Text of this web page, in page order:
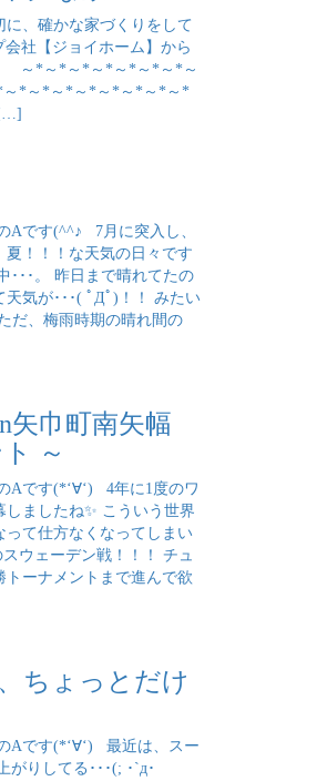
、確かな家づくりをして
社【ジョイホーム】から
～*～*～*～*～*～*～*～
*～*～*～*～*～*～*～*
Aです(^^♪ 7月に突入し、
！！！な天気の日々です
･･。 昨日まで晴れてたの
気が･･･( ﾟДﾟ)！！ みたい
だ、梅雨時期の晴れ間の
矢巾町南矢幅
～
Aです(*‘∀‘) 4年に1度のワ
ましたね✨ こういう世界
って仕方なくなってしまい
ウェーデン戦！！！ チュ
ーナメントまで進んで欲
ちょっとだけ
Aです(*‘∀‘) 最近は、スー
がりしてる･･･(; ･`д･